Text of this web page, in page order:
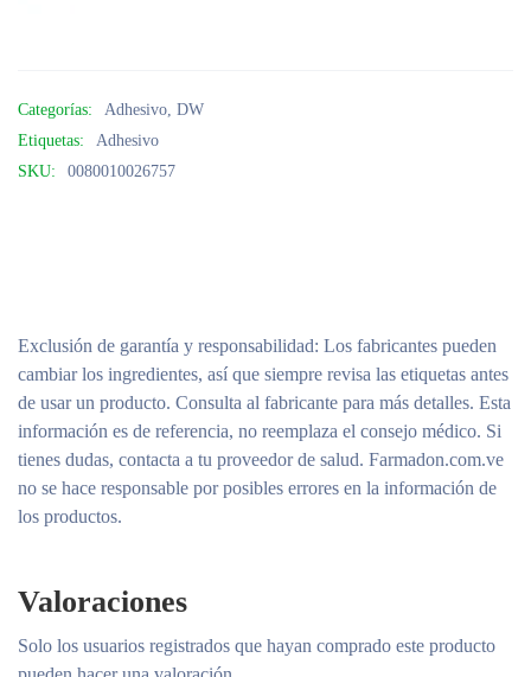
Categorías: Adhesivo, DW
Etiquetas:
Adhesivo
SKU:
0080010026757
Exclusión de garantía y responsabilidad: Los fabricantes pueden
cambiar los ingredientes, así que siempre revisa las etiquetas antes
de usar un producto. Consulta al fabricante para más detalles. Esta
información es de referencia, no reemplaza el consejo médico. Si
tienes dudas, contacta a tu proveedor de salud. Farmadon.com.ve
no se hace responsable por posibles errores en la información de
los productos.
Valoraciones
Solo los usuarios registrados que hayan comprado este producto